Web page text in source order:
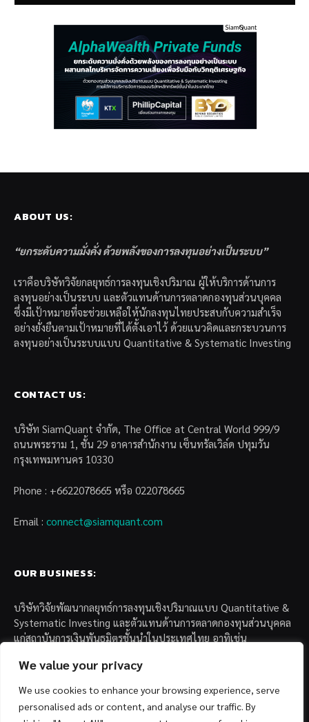
We value your privacy
We use cookies to enhance your browsing experience, serve
personalised ads or content, and analyse our traffic. By
ABOUT US:
“ยกระดับความมั่งคั่ง ด้วยพลังของการลงทุนอย่างเป็นระบบ”
เราคือบริษัทวิจัยกลยุทธ์การลงทุนเชิงปริมาณ ผู้ให้บริการด้านการ
ลงทุนอย่างเป็นระบบ และตัวแทนด้านการตลาดกองทุนส่วนบุคคล
ซึ่งมีเป้าหมายที่จะช่วยเหลือให้นักลงทุนไทยประสบกับความสำเร็จ
อย่างยั่งยืนตามเป้าหมายที่ได้ตั้งเอาไว้ ด้วยแนวคิดและกระบวนการ
ลงทุนอย่างเป็นระบบแบบ Quantitative & Systematic Investing
CONTACT US:
บริษัท SiamQuant จำกัด, The Office at Central World 999/9
ถนนพระราม 1, ชั้น 29 อาคารสำนักงาน เซ็นทรัลเวิล์ด ปทุมวัน
กรุงเทพมหานคร 10330
Phone : +6622078665 หรือ 022078665
Email : connect@siamquant.com
OUR BUSINESS:
บริษัทวิจัยพัฒนากลยุทธ์การลงทุนเชิงปริมาณแบบ Quantitative &
Systematic Investing และตัวแทนด้านการตลาดกองทุนส่วนบุคคล
แก่สถาบันการเงินพันธมิตรชั้นนำในประเทศไทย อาทิเช่น
– บล. กรุงไทย เอ็กซ์สปริง จำกัด
– บล. ฟิลลิป (ประเทศไทย) จำกัด (มหาชน)